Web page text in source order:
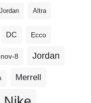
Altra
DC Ecco
8 Jordan
Merrell